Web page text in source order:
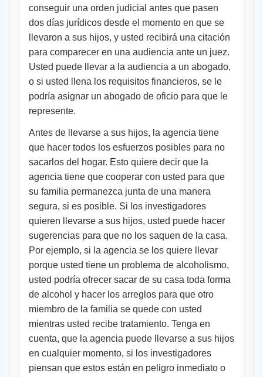
conseguir una orden judicial antes que pasen
dos días jurídicos desde el momento en que se
llevaron a sus hijos, y usted recibirá una citación
para comparecer en una audiencia ante un juez.
Usted puede llevar a la audiencia a un abogado,
o si usted llena los requisitos financieros, se le
podría asignar un abogado de oficio para que le
represente.
Antes de llevarse a sus hijos, la agencia tiene
que hacer todos los esfuerzos posibles para no
sacarlos del hogar. Esto quiere decir que la
agencia tiene que cooperar con usted para que
su familia permanezca junta de una manera
segura, si es posible. Si los investigadores
quieren llevarse a sus hijos, usted puede hacer
sugerencias para que no los saquen de la casa.
Por ejemplo, si la agencia se los quiere llevar
porque usted tiene un problema de alcoholismo,
usted podría ofrecer sacar de su casa toda forma
de alcohol y hacer los arreglos para que otro
miembro de la familia se quede con usted
mientras usted recibe tratamiento. Tenga en
cuenta, que la agencia puede llevarse a sus hijos
en cualquier momento, si los investigadores
piensan que estos están en peligro inmediato o